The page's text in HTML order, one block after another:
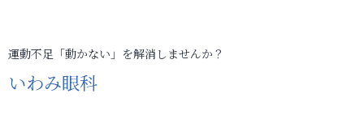
運動不足「動かない」を解消しませんか？
いわみ眼科